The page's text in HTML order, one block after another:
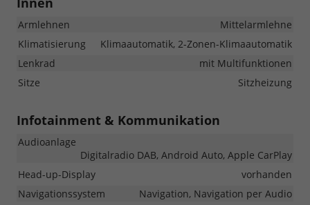
Armlehnen
Mittelarmlehne
Klimatisierung
Klimaautomatik, 2-Zonen-Klimaautomatik
Lenkrad
mit Multifunktionen
Sitze
Sitzheizung
Infotainment & Kommunikation
Audioanlage
Digitalradio DAB, Android Auto, Apple CarPlay
Head-up-Display
vorhanden
Navigationssystem
Navigation, Navigation per Audio